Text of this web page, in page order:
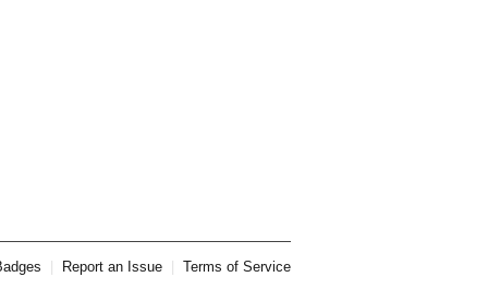
Report an Issue Terms of Service